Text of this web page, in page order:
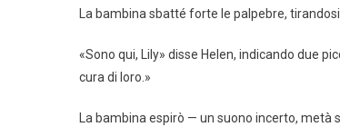
La bambina sbatté forte le palpebre,
«Sono qui, Lily» disse Helen, indicando due
cura di loro.»
La bambina espirò — un suono incerto, metà